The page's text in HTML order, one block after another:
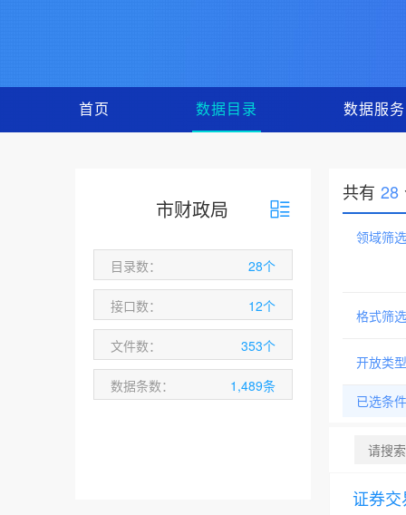
首页 数据目录 数据服务
市财政局
目录数： 28个
接口数： 12个
文件数： 353个
数据条数： 1,489条
共有 28
领域筛
格式筛
开放类
已选条
证券